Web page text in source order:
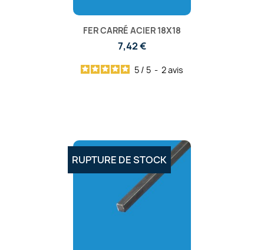
FER CARRÉ ACIER 18X18
7,42 €
5 / 5 - 2avis
RUPTURE DE STOCK